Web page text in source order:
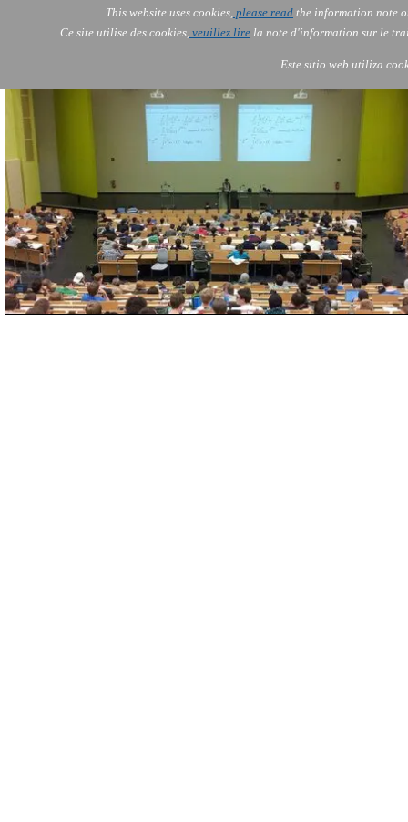
This website uses cookies, please read the information note
Ce site utilise des cookies,veuillez lirela note d'information sur le
Este sitio web utiliza
AOLONE
AI
AOLONE ®  AFRICA CHAD